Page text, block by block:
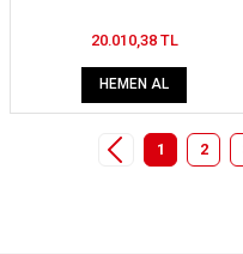
20.010,38 TL
HEMEN AL
1 2